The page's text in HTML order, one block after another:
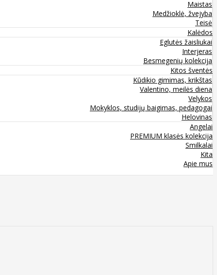
Maistas
Medžioklė, žvejyba
Teisė
Kalėdos
Eglutės žaisliukai
Interjeras
Besmegenių kolekcija
Kitos šventės
Kūdikio gimimas, krikštas
Valentino, meilės diena
Velykos
Mokyklos, studijų baigimas, pedagogai
Helovinas
Angelai
PREMIUM klasės kolekcija
Smilkalai
Kita
Apie mus